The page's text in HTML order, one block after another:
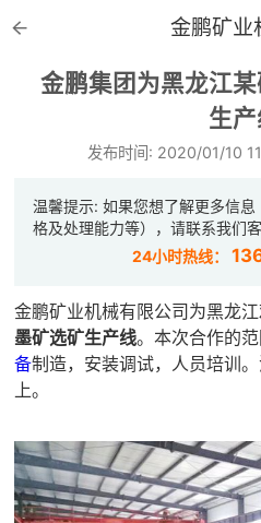
 金鹏矿业
金鹏集团为黑龙江
生
发布时间: 2020/01/10
温馨提示: 如果您想了解更多信
格及处理能力等），请联系我们客
24小时热线：
金鹏矿业机械有限公司为黑龙
墨矿选矿生产线。本次合作的
备制造，安装调试，人员培训
上。